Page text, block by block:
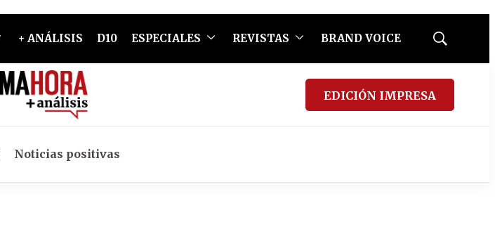
+ ANÁLISIS D10 ESPECIALES REVISTAS BRAND VOICE
Mostrar
EDICIÓN IMPRESA
Noticias positivas